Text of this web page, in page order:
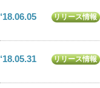
‘18.06.05 リリース情報
‘18.05.31 リリース情報